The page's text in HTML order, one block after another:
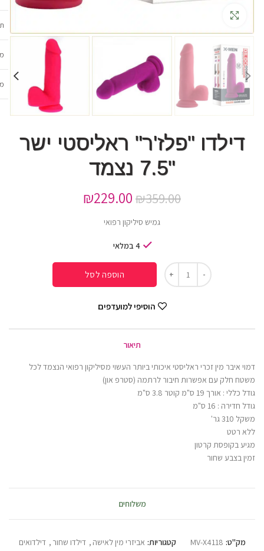
דילדו "פלז'ר" ראליסטי ישר
"7.5 נצמד
₪359.00
₪229.00
גמיש סיליקון רפואי
4 במלאי
הוספה לסל
הוסיפי למועדפים
תיאור
דמוי איבר מין זכרי ראליסטי איכותי ביותר העשוי מסיליקון רפואי הנצמד לכל
משטח חלק עם אפשרות חיבור לרתמה (סטרפ און)
גודל כללי : אורך 19 ס"מ קוטר 3.8 ס"מ
גודל חדירה : 16 ס"מ
משקל 310 גר'
ללא רטט
מגיע בקופסת קרטון
זמין בצבע שחור
משלוחים
מק"ט: MV-X4118 קטגוריות: אביזרי מין לאישה , דילדו שחור , דילדואים